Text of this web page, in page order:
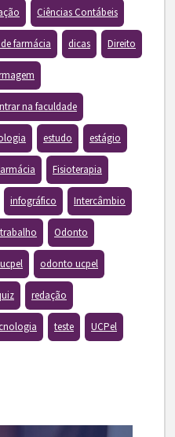
Ciências Contábeis
farmácia dicas Direito
na faculdade
estudo estágio
Fisioterapia
infográfico Intercâmbio
Odonto
odonto ucpel
redação
teste UCPel